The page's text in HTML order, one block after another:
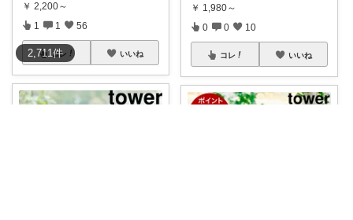
2,711件
￥ 2,200～
1 1 56
コレ いいね
￥ 1,980～
0 0 10
コレ いいね